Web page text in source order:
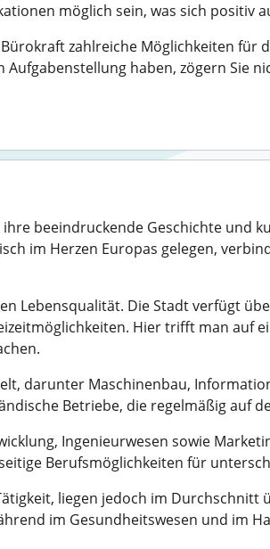
möglich sein, was sich positiv
zahlreiche Möglichkeiten
haben, zögern Sie
beeindruckende Geschichte und
im Herzen Europas gelegen,
Lebensqualität. Die Stadt verfügt
Hier trifft man auf
darunter Maschinenbau,
Betriebe, die regelmäßig auf
Ingenieurwesen sowie
Berufsmöglichkeiten für
liegen jedoch im
im Gesundheitswesen und im